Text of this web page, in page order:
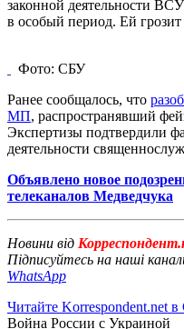
законной деятельности
в особый период. Ей
Фото: СБУ
Ранее сообщалось, что
МП, распространявший
Экспертизы подтвердили
деятельности
Объявлено новое
телеканалов Медведчука
Новини від
Підписуйтесь на наші
WhatsApp
Читайте Korrespondent.net
Война России с Украиной